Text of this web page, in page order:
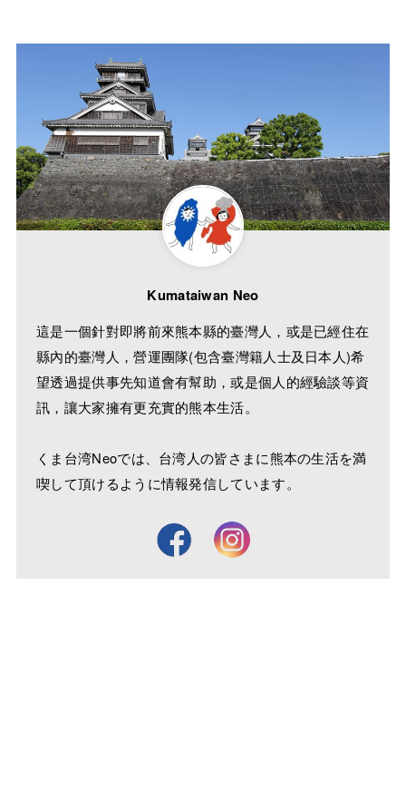
Kumataiwan Neo
這是一個針對即將前來熊本縣的臺灣人，或是已經住在
縣內的臺灣人，營運團隊(包含臺灣籍人士及日本人)希
望透過提供事先知道會有幫助，或是個人的經驗談等資
訊，讓大家擁有更充實的熊本生活。
くま台湾Neoでは、台湾人の皆さまに熊本の生活を満
喫して頂けるように情報発信しています。